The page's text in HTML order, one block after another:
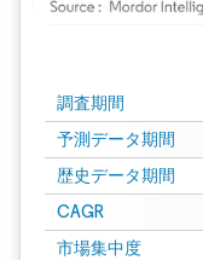
調査期間
予測データ期間
歴史データ期間
CAGR
市場集中度